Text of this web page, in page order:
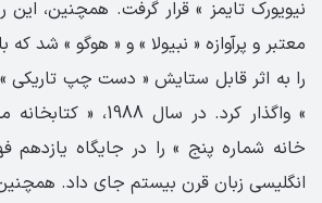
نیویورک تایمز » قرار گرفت. همچنین، این
معتبر و پرآوازه « نبیولا » و « هوگو » شد که
را به اثر قابل ستایش « دست چپ تاریکی »
» واگذار کرد. در سال
خانه شماره پنج » را در جایگاه
انگلیسی زبان قرن بیستم جای داد.